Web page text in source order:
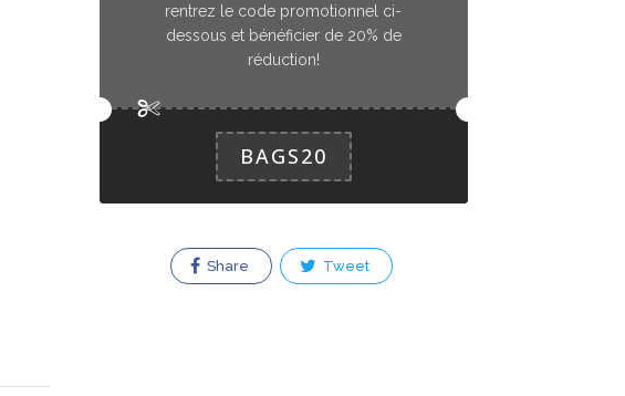
rentrez le code promotionnel ci-
dessous et bénéficier de 20% de
réduction!
BAGS20
Share Tweet